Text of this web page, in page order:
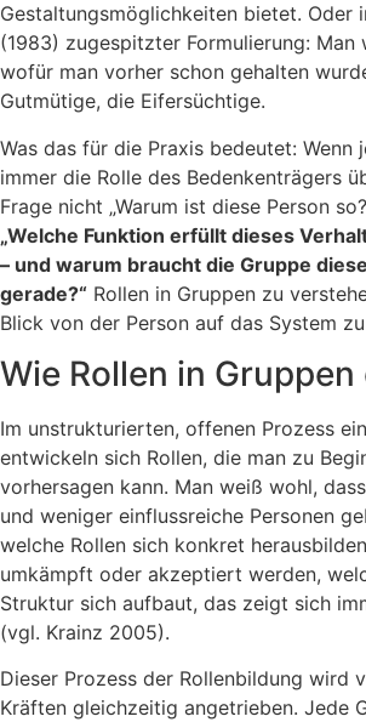
Gestaltungsmöglichkeiten bietet. Oder
(1983) zugespitzter Formulierung:
wofür man vorher schon gehalten
Gutmütige, die Eifersüchtige.
Was das für die Praxis bedeutet: Wenn
immer die Rolle des Bedenkenträgers
Frage nicht „Warum ist diese Person
„Welche Funktion erfüllt dieses
– und warum braucht die Gruppe
gerade?“ Rollen in Gruppen zu
Blick von der Person auf das System
Wie Rollen in
Im unstrukturierten, offenen Prozess
entwickeln sich Rollen, die man zu
vorhersagen kann. Man weiß wohl,
und weniger einflussreiche Personen
welche Rollen sich konkret
umkämpft oder akzeptiert werden,
Struktur sich aufbaut, das zeigt sich
(vgl. Krainz 2005).
Dieser Prozess der Rollenbildung wird
Kräften gleichzeitig angetrieben. Jede